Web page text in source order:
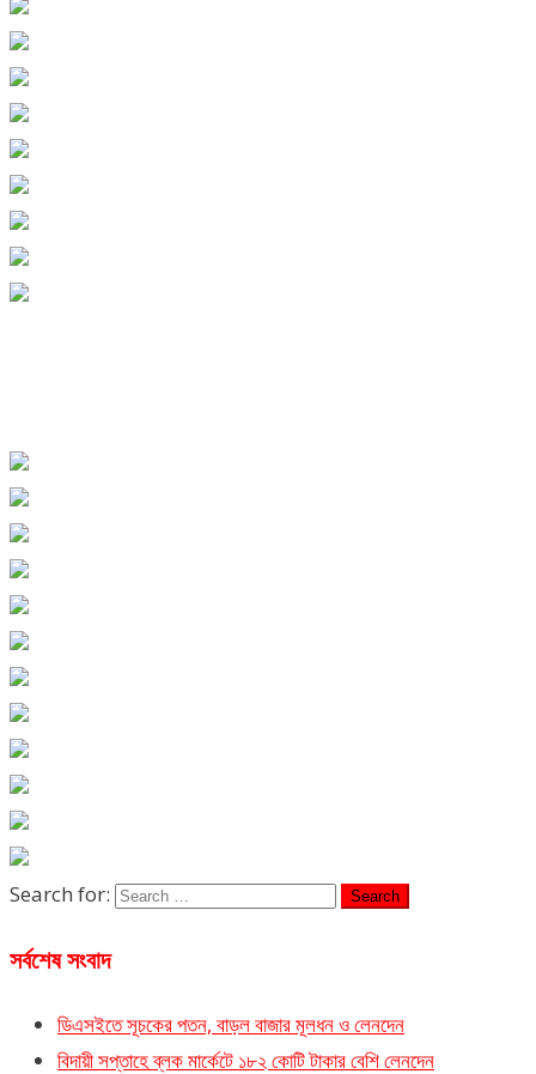
Search for:
সর্বশেষ সংবাদ
ডিএসইতে সূচকের পতন, বাড়ল বাজার মূলধন ও লেনদেন
বিদায়ী সপ্তাহে ব্লক মার্কেটে ১৮২ কোটি টাকার বেশি লেনদেন